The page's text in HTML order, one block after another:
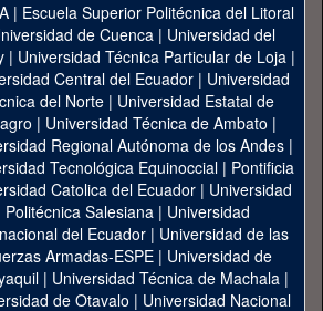
| Escuela Superior Politécnica del Litoral
de Cuenca| Universidad del
| Universidad Técnica Particular de Loja|
Central del Ecuador| Universidad
del Norte | Universidad Estatal de
| Universidad Técnica de Ambato |
Regional Autónoma de los Andes|
Tecnológica Equinoccial| Pontificia
Catolica del Ecuador | Universidad
Politécnica Salesiana | Universidad
del Ecuador | Universidad de las
Armadas-ESPE | Universidad de
| Universidad Técnica de Machala|
de Otavalo | Universidad Nacional